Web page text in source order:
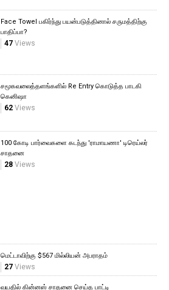
Face Towel பகிர்ந்து பயன்படுத்தினால் சருமத்திற்கு
பாதிப்பா?
47Views
சமூகவலைத்தளங்களில் Re Entry கொடுத்த பாடகி
கெனிஷா
62Views
100 கோடி பார்வைகளை கடந்து 'ராமாயணா' டிரெய்லர்
சாதனை
28Views
மெட்டாவிற்கு $567 மில்லியன் அபராதம்
27Views
வயதில் கின்னஸ் சாதனை செய்த பாட்டி